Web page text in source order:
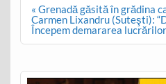
Post
navigation
« Grenadă găsită în grădina
Carmen Lixandru (Suteşti):
Începem demararea